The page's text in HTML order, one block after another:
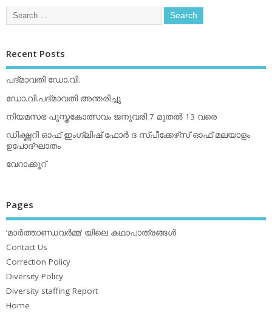
Recent Posts
പദ്മാവതി ഡോ.വി.
ഡോ.വി.പദ്മാവതി അന്തരിച്ചു
നിയമസഭ പുസ്തകോത്സവം ജനുവരി 7 മുതല്‍ 13 വരെ
ഡിക്ഷ്ണറി ഓഫ് ഇംഗ്ലിഷ് ഫോര്‍ ദ സ്പീക്കേഴ്‌സ് ഓഫ് മലയാളം
ഉപോദ്ഘാതം
വേറാക്കൂറ്
Pages
‘മാര്‍ത്താണ്ഡവര്‍മ്മ’ യിലെ കഥാപാത്രങ്ങള്‍
Contact Us
Correction Policy
Diversity Policy
Diversity staffing Report
Home